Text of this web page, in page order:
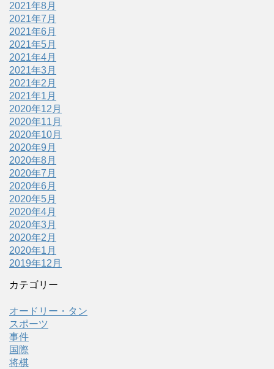
2021年8月
2021年7月
2021年6月
2021年5月
2021年4月
2021年3月
2021年2月
2021年1月
2020年12月
2020年11月
2020年10月
2020年9月
2020年8月
2020年7月
2020年6月
2020年5月
2020年4月
2020年3月
2020年2月
2020年1月
2019年12月
カテゴリー
オードリー・タン
スポーツ
事件
国際
将棋